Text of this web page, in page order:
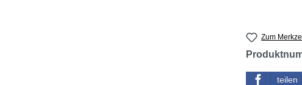
Zum
teilen